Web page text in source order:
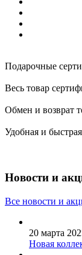
Подарочные
Весь товар
Обмен и возврат
Удобная и
Новости и
Все новости и
20 марта
Новая